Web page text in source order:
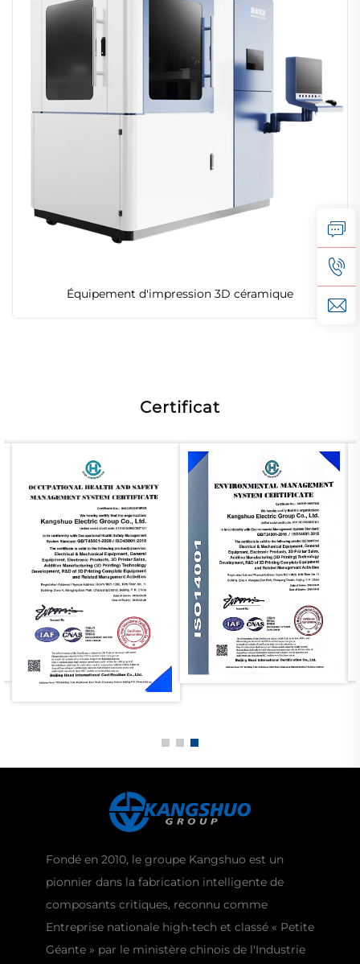
Équipement d'impression 3D céramique
Certificat
Fondé en 2010, le groupe Kangshuo est un
pionnier dans la fabrication intelligente de
composants critiques, reconnu comme
Entreprise nationale high-tech et classé « Petite
Géante » par le ministère chinois de l'Industrie